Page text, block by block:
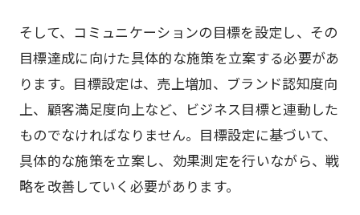
そして、コミュニケーションの目標を設定し、その
目標達成に向けた具体的な施策を立案する必要があ
ります。目標設定は、売上増加、ブランド認知度向
上、顧客満足度向上など、ビジネス目標と連動した
ものでなければなりません。目標設定に基づいて、
具体的な施策を立案し、効果測定を行いながら、戦
略を改善していく必要があります。